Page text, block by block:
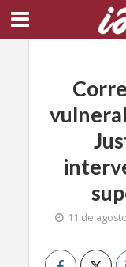
11 de